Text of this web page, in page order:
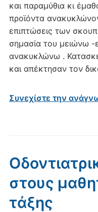
και παραμύθια κι
προϊόντα
επιπτώσεις των
σημασία του μειώνω -
ανακυκλώνω .
και απέκτησαν τον
Συνεχίστε την
στους
τάξης